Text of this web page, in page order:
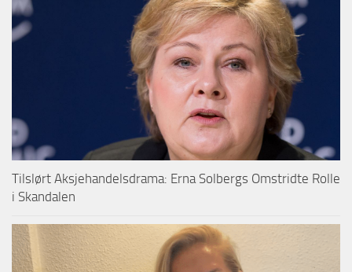
Tilslørt Aksjehandelsdrama: Erna Solbergs Omstridte Rolle
i Skandalen